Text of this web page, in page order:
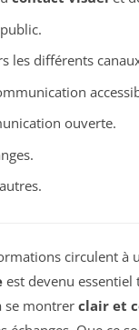
les différents
ouverte.
circulent à
est devenu
se montrerclair et